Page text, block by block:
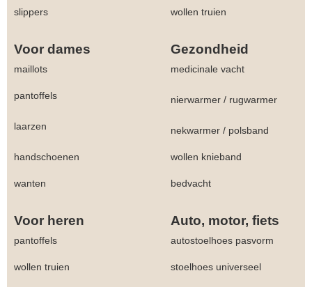
slippers wollen truien
Voor dames Gezondheid
maillots medicinale vacht
pantoffels nierwarmer / rugwarmer
laarzen nekwarmer / polsband
handschoenen wollen knieband
wanten bedvacht
Voor heren Auto, motor, fiets
pantoffels autostoelhoes pasvorm
wollen truien stoelhoes universeel